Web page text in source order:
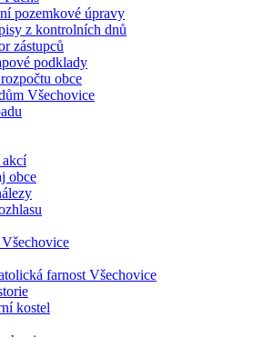
pozemkové úpravy
z kontrolních dnů
zástupců
podklady
obce
Všechovice
akcí
obce
farnost Všechovice
kostel